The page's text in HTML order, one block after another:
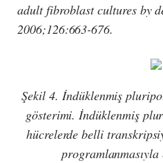
adult fibroblast cultures by
2006;126:663-676.
Şekil 4. İndüklenmiş
gösterimi. İndüklenmiş
hücrelerde belli